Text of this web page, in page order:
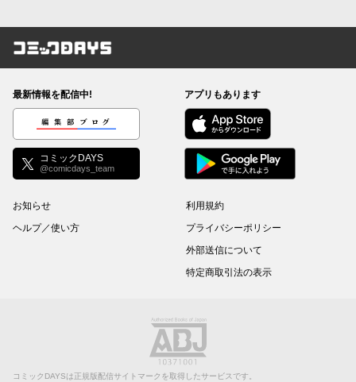
コミックDAYS
最新情報を配信中!
編集部ブログ
コミックDAYS
@comicdays_team
アプリもあります
お知らせ
ヘルプ／使い方
利用規約
プライバシーポリシー
外部送信について
特定商取引法の表示
コミックDAYSは正規版配信サイトマークを取得したサービスです。